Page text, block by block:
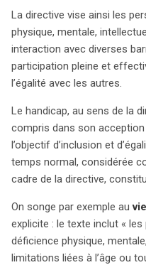
s’adapter. Cependant,
des questions sur ce
disproportionnée » pour
microentreprises
doivent prouver leur
interprétations
attentif. En somme,
avancée significative
entreprises doivent se
techniques pour garantir
La directive vise ainsi les
physique, mentale,
interaction avec diverses
participation pleine et
l’égalité avec les autres.
Le handicap, au sens de la
compris dans son
l’objectif d’inclusion et
temps normal, considérée
cadre de la directive,
On songe par exemple au
explicite : le texte inclut «
déficience physique,
limitations liées à l’âge ou